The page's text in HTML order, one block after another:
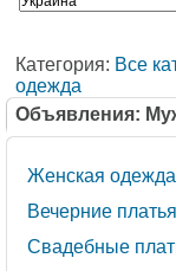
Категория: Все
одежда
Объявления:
Женская одежда
Вечерние платья
Свадебные